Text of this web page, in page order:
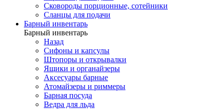
Сковороды порционные, сотейники
Сланцы для подачи
Барный инвентарь
Барный инвентарь
Назад
Сифоны и капсулы
Штопоры и открывалки
Ящики и органайзеры
Аксесуары барные
Атомайзеры и риммеры
Барная посуда
Ведра для льда